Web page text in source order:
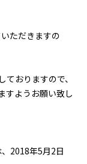
ただきますの
おりますので、
すようお願い致し
2018年5月2日